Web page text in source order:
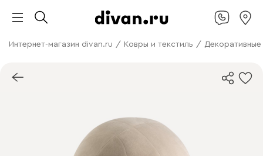
Интернет-магазин divan.ru / Ковры и текстиль /